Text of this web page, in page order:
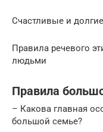
Счастливые и
Правила речевого
людьми
Правила
– Какова главная
большой семье?